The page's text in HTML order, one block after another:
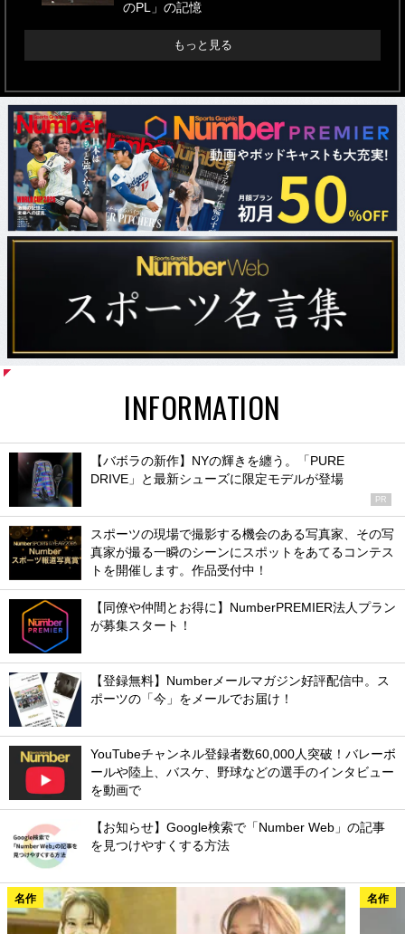
のPL」の記憶
もっと見る
INFORMATION
【バボラの新作】NYの輝きを纏う。「PURE
DRIVE」と最新シューズに限定モデルが登場
PR
スポーツの現場で撮影する機会のある写真家、その写
真家が撮る一瞬のシーンにスポットをあてるコンテス
トを開催します。作品受付中！
【同僚や仲間とお得に】NumberPREMIER法人プラン
が募集スタート！
【登録無料】Numberメールマガジン好評配信中。ス
ポーツの「今」をメールでお届け！
YouTubeチャンネル登録者数60,000人突破！バレーボ
ールや陸上、バスケ、野球などの選手のインタビュー
を動画で
【お知らせ】Google検索で「Number Web」の記事
を見つけやすくする方法
名作 名作